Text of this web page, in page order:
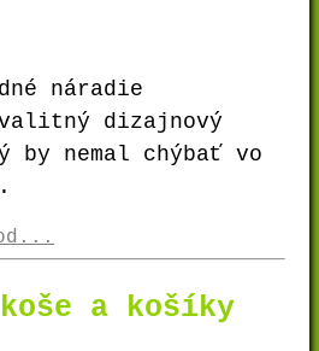
náradie
dizajnový
by nemal chýbať vo
a košíky